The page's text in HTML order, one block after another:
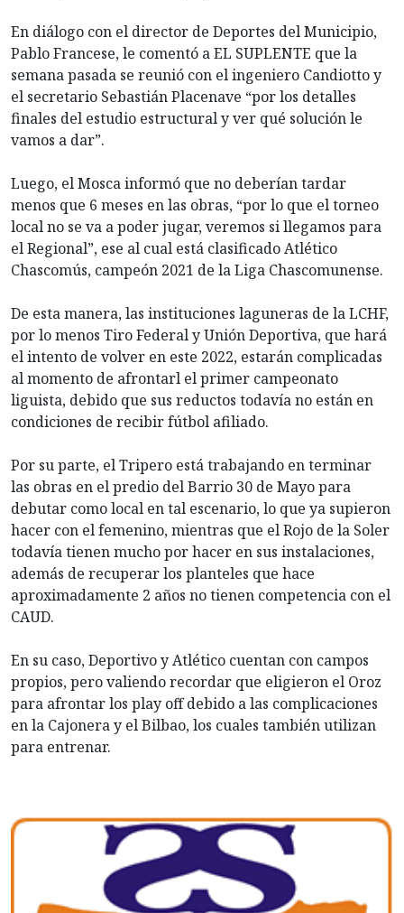
En diálogo con el director de Deportes del Municipio,
Pablo Francese, le comentó a EL SUPLENTE que la
semana pasada se reunió con el ingeniero Candiotto y
el secretario Sebastián Placenave “por los detalles
finales del estudio estructural y ver qué solución le
vamos a dar”.
Luego, el Mosca informó que no deberían tardar
menos que 6 meses en las obras, “por lo que el torneo
local no se va a poder jugar, veremos si llegamos para
el Regional”, ese al cual está clasificado Atlético
Chascomús, campeón 2021 de la Liga Chascomunense.
De esta manera, las instituciones laguneras de la LCHF,
por lo menos Tiro Federal y Unión Deportiva, que hará
el intento de volver en este 2022, estarán complicadas
al momento de afrontarl el primer campeonato
liguista, debido que sus reductos todavía no están en
condiciones de recibir fútbol afiliado.
Por su parte, el Tripero está trabajando en terminar
las obras en el predio del Barrio 30 de Mayo para
debutar como local en tal escenario, lo que ya supieron
hacer con el femenino, mientras que el Rojo de la Soler
todavía tienen mucho por hacer en sus instalaciones,
además de recuperar los planteles que hace
aproximadamente 2 años no tienen competencia con el
CAUD.
En su caso, Deportivo y Atlético cuentan con campos
propios, pero valiendo recordar que eligieron el Oroz
para afrontar los play off debido a las complicaciones
en la Cajonera y el Bilbao, los cuales también utilizan
para entrenar.